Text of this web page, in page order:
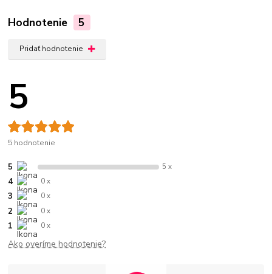
Hodnotenie 5
Pridať hodnotenie
5
5 hodnotenie
5 5 x
4 0 x
3 0 x
2 0 x
1 0 x
Ako overíme hodnotenie?